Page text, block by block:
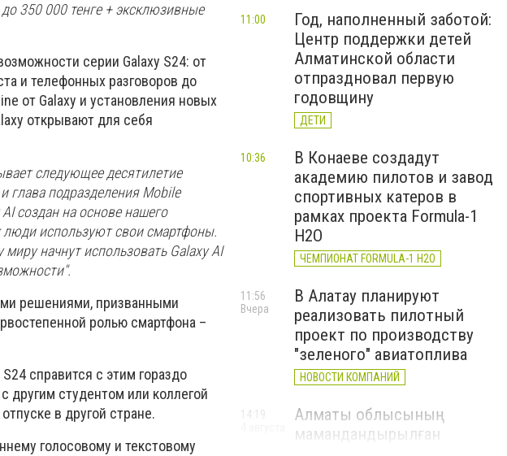
350 000 тенге + эксклюзивные
серии Galaxy S24: от
и телефонных разговоров до
от Galaxy и установления новых
открывают для себя
следующее десятилетие
глава подразделения Mobile
создан на основе нашего
люди используют свои смартфоны.
начнут использовать Galaxy AI
решениями, призванными
ролью смартфона –
справится с этим гораздо
другим студентом или коллегой
в другой стране.
голосовому и текстовому
Год, наполненный заботой:
Центр поддержки детей
Алматинской области
отпраздновал первую
годовщину
ДЕТИ
11:00
В Конаеве создадут
академию пилотов и завод
спортивных катеров в
рамках проекта Formula-1
H2O
ЧЕМПИОНАТ FORMULA-1 H2O
10:36
В Алатау планируют
реализовать пилотный
проект по производству
"зеленого" авиатоплива
НОВОСТИ КОМПАНИЙ
11:56
Вчера
Алматы облысының
мамандандырылған
14:19